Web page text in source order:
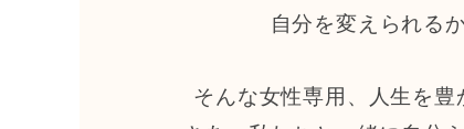
自分を変えられる
そんな女性専用、人生を豊